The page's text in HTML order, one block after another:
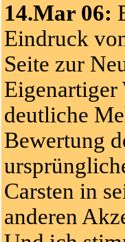
14.Mar 06:
Eindruck
Seite zur
Eigenartiger
deutliche
Bewertung
Carsten in
anderen